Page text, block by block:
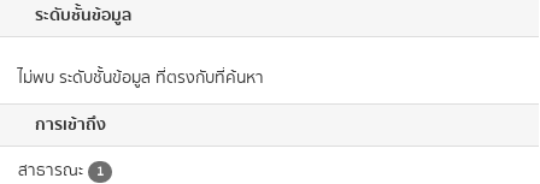
ระดับชั้นข้อมูล
ไม่พบ ระดับชั้นข้อมูล ที่ตรงกับที่ค้นหา
การเข้าถึง
สาธารณะ 1